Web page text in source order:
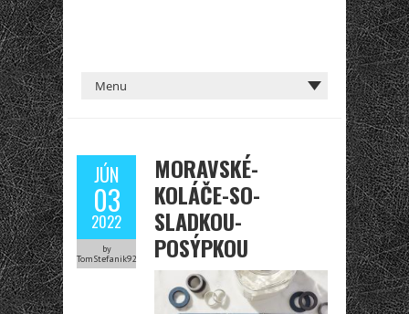
JÚN
03
2022
by
TomStefanik92
MORAVSKÉ-
KOLÁČE-SO-
SLADKOU-
POSÝPKOU